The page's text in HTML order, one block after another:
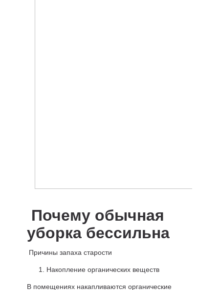
Почему обычная
уборка бессильна
Причины запаха старости
Накопление органических веществ
В помещениях накапливаются органические